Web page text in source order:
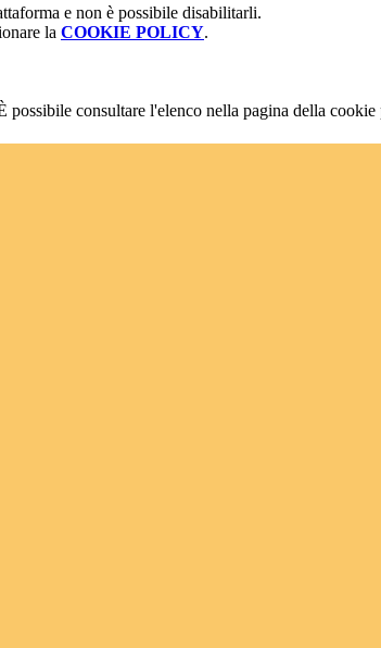
e non è possibile disabilitarli.
la COOKIE POLICY.
possibile consultare l'elenco nella pagina della cookie